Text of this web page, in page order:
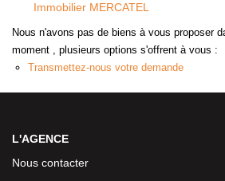
Immobilier MERCATEL
Nous n'avons pas de biens à vous proposer
moment , plusieurs options s'offrent à vous :
Transmettez-nous votre demande
L'AGENCE
Nous contacter